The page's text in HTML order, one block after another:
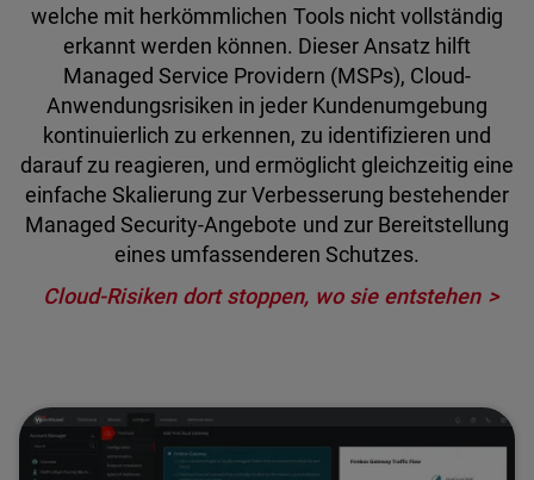
welche mit herkömmlichen Tools nicht vollständig
erkannt werden können. Dieser Ansatz hilft
Managed Service Providern (MSPs), Cloud-
Anwendungsrisiken in jeder Kundenumgebung
kontinuierlich zu erkennen, zu identifizieren und
darauf zu reagieren, und ermöglicht gleichzeitig eine
einfache Skalierung zur Verbesserung bestehender
Managed Security-Angebote und zur Bereitstellung
eines umfassenderen Schutzes.
Cloud-Risiken dort stoppen, wo sie entstehen